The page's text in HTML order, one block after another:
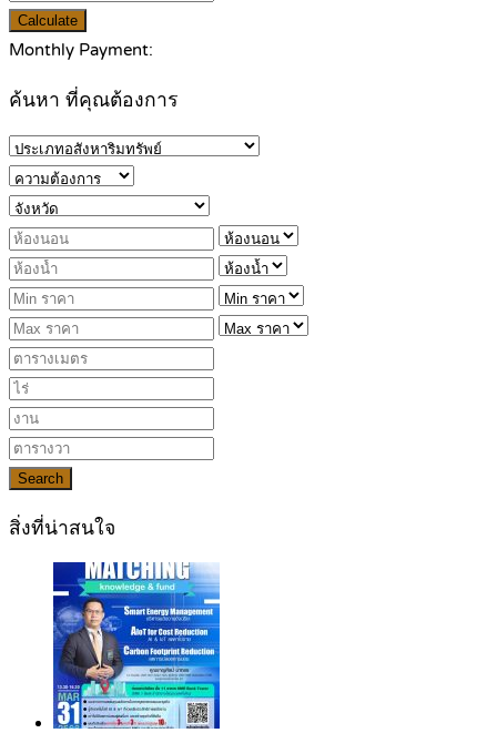
Calculate
Monthly Payment:
ค้นหา ที่คุณต้องการ
Search
สิ่งที่น่าสนใจ